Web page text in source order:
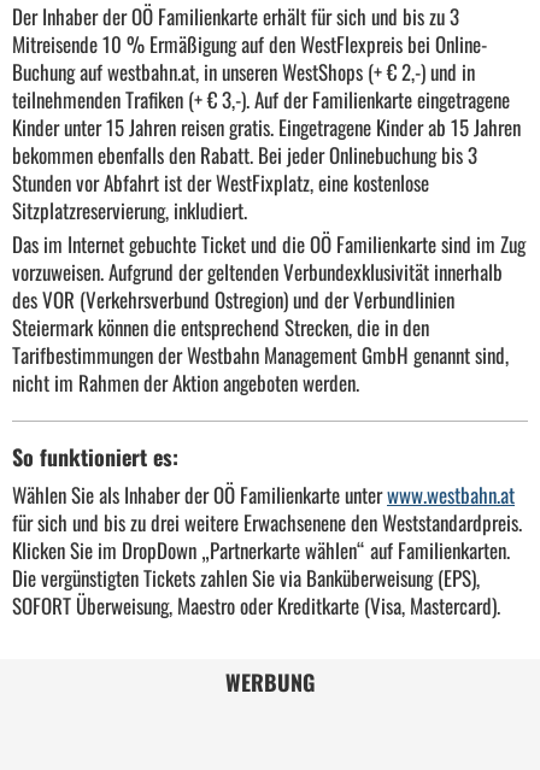
Der Inhaber der OÖ Familienkarte erhält für sich und bis zu 3
Mitreisende 10 % Ermäßigung auf den WestFlexpreis bei Online-
Buchung auf westbahn.at, in unseren WestShops (+ € 2,-) und in
teilnehmenden Trafiken (+ € 3,-). Auf der Familienkarte eingetragene
Kinder unter 15 Jahren reisen gratis. Eingetragene Kinder ab 15 Jahren
bekommen ebenfalls den Rabatt. Bei jeder Onlinebuchung bis 3
Stunden vor Abfahrt ist der WestFixplatz, eine kostenlose
Sitzplatzreservierung, inkludiert.
Das im Internet gebuchte Ticket und die OÖ Familienkarte sind im Zug
vorzuweisen. Aufgrund der geltenden Verbundexklusivität innerhalb
des VOR (Verkehrsverbund Ostregion) und der Verbundlinien
Steiermark können die entsprechend Strecken, die in den
Tarifbestimmungen der Westbahn Management GmbH genannt sind,
nicht im Rahmen der Aktion angeboten werden.
So funktioniert es:
Wählen Sie als Inhaber der OÖ Familienkarte unterwww.westbahn.at
für sich und bis zu drei weitere Erwachsenene den Weststandardpreis.
Klicken Sie im DropDown „Partnerkarte wählen“ auf Familienkarten.
Die vergünstigten Tickets zahlen Sie via Banküberweisung (EPS),
SOFORT Überweisung, Maestro oder Kreditkarte (Visa, Mastercard).
WERBUNG